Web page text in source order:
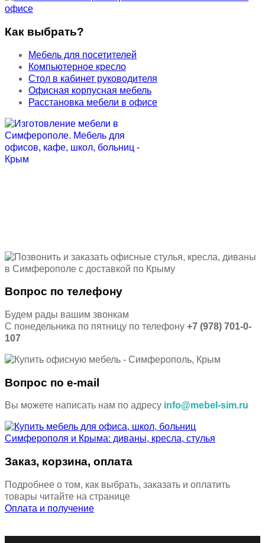
Как выбрать?
Мебель для посетителей
Компьютерное кресло
Стол в кабинет руководителя
Офисная корпусная мебель
Расстановка мебели в офисе
Вопрос по телефону
Будем рады вашим звонкам
С понедельника по пятницу по телефону +7 (978) 701-0-
107
Вопрос по e-mail
Вы можете написать нам по адресу info@mebel-sim.ru
Заказ, корзина, оплата
Подробнее о том, как выбрать, заказать и оплатить
товары читайте на странице
Оплата и получение